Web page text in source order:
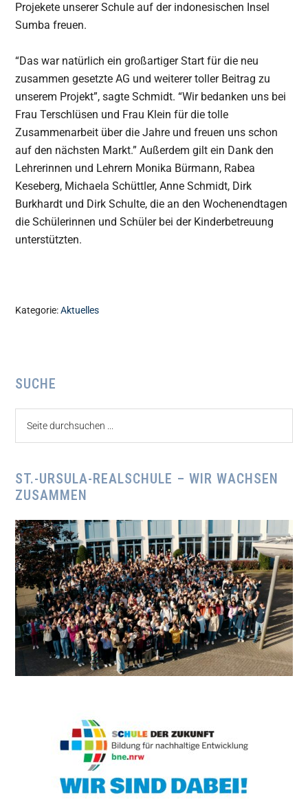
Projekete unserer Schule auf der indonesischen Insel
Sumba freuen.
“Das war natürlich ein großartiger Start für die neu
zusammen gesetzte AG und weiterer toller Beitrag zu
unserem Projekt”, sagte Schmidt. “Wir bedanken uns bei
Frau Terschlüsen und Frau Klein für die tolle
Zusammenarbeit über die Jahre und freuen uns schon
auf den nächsten Markt.” Außerdem gilt ein Dank den
Lehrerinnen und Lehrern Monika Bürmann, Rabea
Keseberg, Michaela Schüttler, Anne Schmidt, Dirk
Burkhardt und Dirk Schulte, die an den Wochenendtagen
die Schülerinnen und Schüler bei der Kinderbetreuung
unterstützten.
Kategorie:Aktuelles
Seitenspalte
SUCHE
ST.-URSULA-REALSCHULE – WIR WACHSEN
ZUSAMMEN